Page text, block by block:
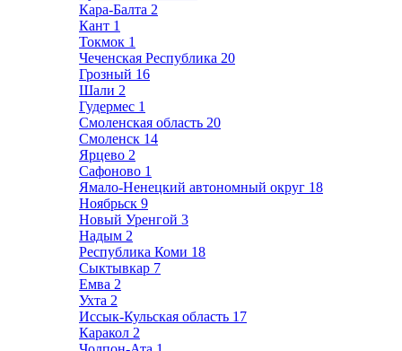
Кара-Балта 2
Кант 1
Токмок 1
Чеченская Республика 20
Грозный 16
Шали 2
Гудермес 1
Смоленская область 20
Смоленск 14
Ярцево 2
Сафоново 1
Ямало-Ненецкий автономный округ 18
Ноябрьск 9
Новый Уренгой 3
Надым 2
Республика Коми 18
Сыктывкар 7
Емва 2
Ухта 2
Иссык-Кульская область 17
Каракол 2